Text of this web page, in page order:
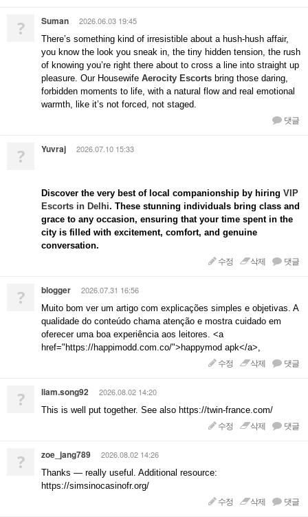
? Suman 2026.06.03 19:45
There’s something kind of irresistible about a hush-hush affair,
you know the look you sneak in, the tiny hidden tension, the rush
of knowing you’re right there about to cross a line into straight up
pleasure. Our Housewife Aerocity Escorts bring those daring,
forbidden moments to life, with a natural flow and real emotional
warmth, like it’s not forced, not staged.
댓글
? Yuvraj 2026.07.10 15:33
Discover the very best of local companionship by hiring VIP
Escorts in Delhi. These stunning individuals bring class and
grace to any occasion, ensuring that your time spent in the
city is filled with excitement, comfort, and genuine
conversation.
수정 삭제 댓글
? blogger 2026.07.31 16:56
Muito bom ver um artigo com explicações simples e objetivas. A
qualidade do conteúdo chama atenção e mostra cuidado em
oferecer uma boa experiência aos leitores. <a
href="https://happimodd.com.co/">happymod apk</a>,
수정 삭제 댓글
? liam.song92 2026.08.02 14:20
This is well put together. See also https://twin-france.com/
수정 삭제 댓글
? zoe_jang789 2026.08.02 14:26
Thanks — really useful. Additional resource:
https://simsinocasinofr.org/
수정 삭제 댓글